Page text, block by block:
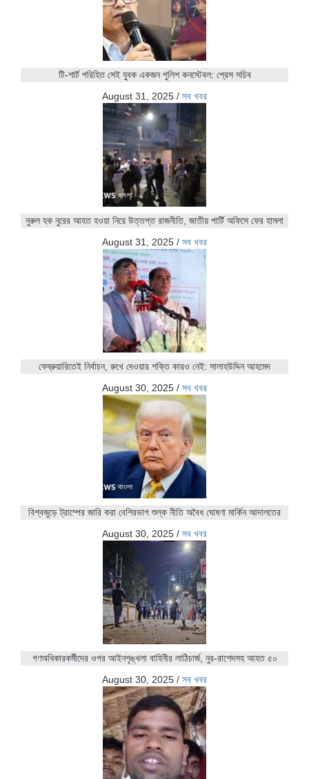
টি-শার্ট পরিহিত সেই যুবক একজন পুলিশ কনস্টেবল: প্রেস সচিব
August 31, 2025 / সব খবর
নুরুল হক নুরের আহত হওয়া নিয়ে উত্তপ্ত রাজনীতি, জাতীয় পার্টি অফিসে ফের হামলা
August 31, 2025 / সব খবর
ফেব্রুয়ারিতেই নির্বাচন, রুখে দেওয়ার শক্তি কারও নেই: সালাহউদ্দিন আহমেদ
August 30, 2025 / সব খবর
বিশ্বজুড়ে ট্রাম্পের জারি করা বেশিরভাগ শুল্ক নীতি অবৈধ ঘোষণা মার্কিন আদালতের
August 30, 2025 / সব খবর
গণঅধিকারকর্মীদের ওপর আইনশৃঙ্খলা বাহিনীর লাঠিচার্জ, নুর-রাশেদসহ আহত ৫০
August 30, 2025 / সব খবর